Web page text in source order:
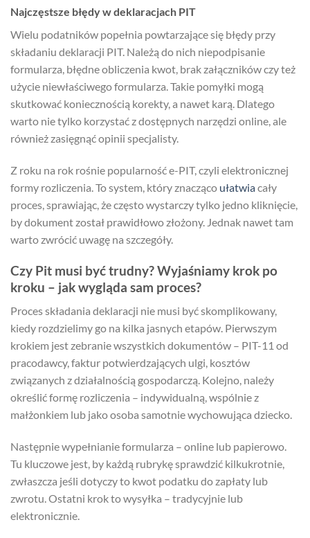
Najczęstsze błędy w deklaracjach PIT
Wielu podatników popełnia powtarzające się błędy przy
składaniu deklaracji PIT. Należą do nich niepodpisanie
formularza, błędne obliczenia kwot, brak załączników czy też
użycie niewłaściwego formularza. Takie pomyłki mogą
skutkować koniecznością korekty, a nawet karą. Dlatego
warto nie tylko korzystać z dostępnych narzędzi online, ale
również zasięgnąć opinii specjalisty.
Z roku na rok rośnie popularność e-PIT, czyli elektronicznej
formy rozliczenia. To system, który znacząco ułatwiacały
proces, sprawiając, że często wystarczy tylko jedno kliknięcie,
by dokument został prawidłowo złożony. Jednak nawet tam
warto zwrócić uwagę na szczegóły.
Czy Pit musi być trudny? Wyjaśniamy krok po
kroku – jak wygląda sam proces?
Proces składania deklaracji nie musi być skomplikowany,
kiedy rozdzielimy go na kilka jasnych etapów. Pierwszym
krokiem jest zebranie wszystkich dokumentów – PIT-11 od
pracodawcy, faktur potwierdzających ulgi, kosztów
związanych z działalnością gospodarczą. Kolejno, należy
określić formę rozliczenia – indywidualną, wspólnie z
małżonkiem lub jako osoba samotnie wychowująca dziecko.
Następnie wypełnianie formularza – online lub papierowo.
Tu kluczowe jest, by każdą rubrykę sprawdzić kilkukrotnie,
zwłaszcza jeśli dotyczy to kwot podatku do zapłaty lub
zwrotu. Ostatni krok to wysyłka – tradycyjnie lub
elektronicznie.